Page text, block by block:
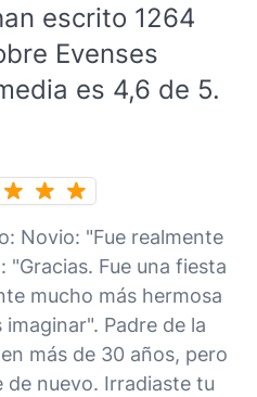
escrito 1264
Evenses
es 4,6 de 5.
Novio: "Fue realmente
"Gracias. Fue una fiesta
mucho más hermosa
Padre de la
más de 30 años, pero
de nuevo. Irradiaste tu